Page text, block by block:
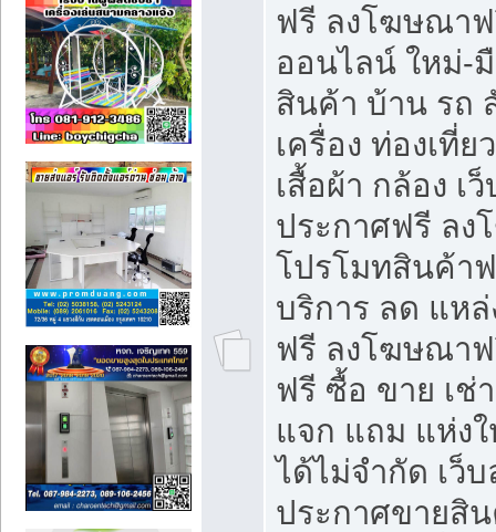
ฟรี ลงโฆษณา
ออนไลน์ ใหม่-
สินค้า บ้าน รถ
เครื่อง ท่องเที่ย
เสื้อผ้า กล้อง เ
ประกาศฟรี ล
โปรโมทสินค้า
บริการ ลด แห
ฟรี ลงโฆษณา
ฟรี ซื้อ ขาย เช่
แจก แถม แห่ง
ได้ไม่จำกัด เว็
ประกาศขายสิ